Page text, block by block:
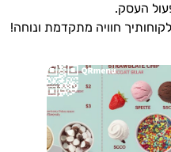
העסק.
חוויה מתקדמת ונוחה!